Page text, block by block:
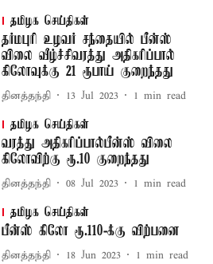
தமிழக செய்திகள்
தர்மபுரி உழவர் சந்தையில் பீன்ஸ்
விலை வீழ்ச்சிவரத்து அதிகரிப்பால்
கிலோவுக்கு 21 ரூபாய் குறைந்தது
தினத்தந்தி 13 Jul 2023 1 min read
தமிழக செய்திகள்
வரத்து அதிகரிப்பால்பீன்ஸ் விலை
கிலோவிற்கு ரூ.10 குறைந்தது
தினத்தந்தி 08 Jul 2023 1 min read
தமிழக செய்திகள்
பீன்ஸ் கிலோ ரூ.110-க்கு விற்பனை
தினத்தந்தி 18 Jun 2023 1 min read